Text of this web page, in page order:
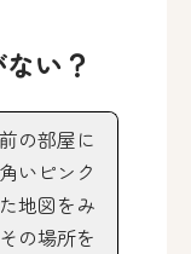
い？
の部屋に
いピンク
地図をみ
の場所を